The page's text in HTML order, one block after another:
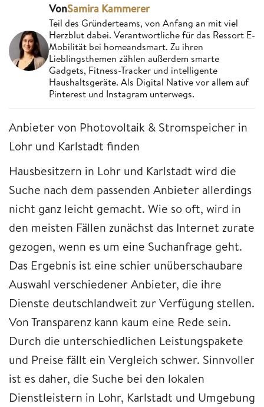
VonSamira Kammerer
Teil des Gründerteams, von Anfang an mit viel
Herzblut dabei. Verantwortliche für das Ressort E-
Mobilität bei homeandsmart. Zu ihren
Lieblingsthemen zählen außerdem smarte
Gadgets, Fitness-Tracker und intelligente
Haushaltsgeräte. Als Digital Native vor allem auf
Pinterest und Instagram unterwegs.
Anbieter von Photovoltaik & Stromspeicher in
Lohr und Karlstadt finden
Hausbesitzern in Lohr und Karlstadt wird die
Suche nach dem passenden Anbieter allerdings
nicht ganz leicht gemacht. Wie so oft, wird in
den meisten Fällen zunächst das Internet zurate
gezogen, wenn es um eine Suchanfrage geht.
Das Ergebnis ist eine schier unüberschaubare
Auswahl verschiedener Anbieter, die ihre
Dienste deutschlandweit zur Verfügung stellen.
Von Transparenz kann kaum eine Rede sein.
Durch die unterschiedlichen Leistungspakete
und Preise fällt ein Vergleich schwer. Sinnvoller
ist es daher, die Suche bei den lokalen
Dienstleistern in Lohr, Karlstadt und Umgebung